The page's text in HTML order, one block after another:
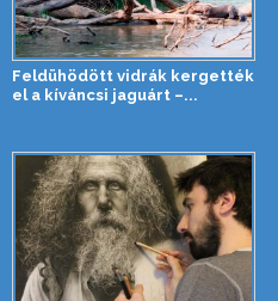
Feldühödött vidrák kergették
el a kíváncsi jaguárt –...